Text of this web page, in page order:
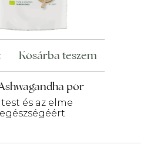
por
test és az elme
egészségéért
Kosárba teszem